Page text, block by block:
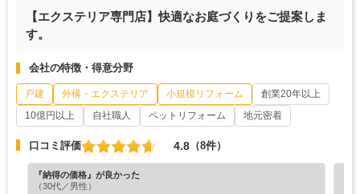
【エクステリア専門店】快適なお庭づくりをご提案しま
す。
会社の特徴・得意分野
戸建 外構・エクステリア 小規模リフォーム
創業20年以上
10億円以上
自社職人 ペットリフォーム 地元密着
口コミ評価 4.8 （8件）
『納得の価格』が良かった
（30代／男性）